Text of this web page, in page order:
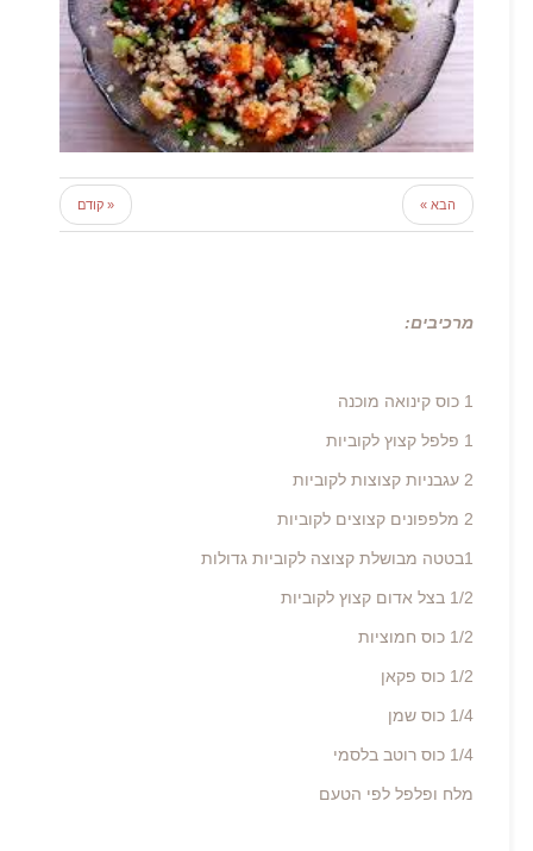
« קודם הבא »
מרכיבים:
1 כוס קינואה מוכנה
1 פלפל קצוץ לקוביות
2 עגבניות קצוצות לקוביות
2 מלפפונים קצוצים לקוביות
1בטטה מבושלת קצוצה לקוביות גדולות
1/2 בצל אדום קצוץ לקוביות
1/2 כוס חמוציות
1/2 כוס פקאן
1/4 כוס שמן
1/4 כוס רוטב בלסמי
מלח ופלפל לפי הטעם